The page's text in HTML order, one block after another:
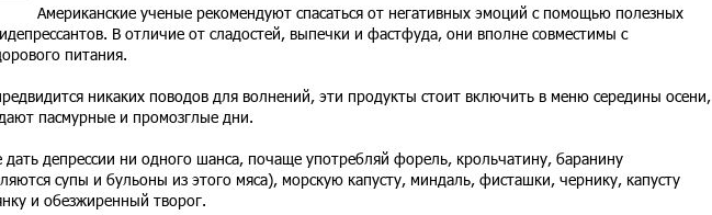
Американские ученые рекомендуют спасаться от негативных эмоций с помощью полезных
В отличие от сладостей, выпечки и фастфуда, они вполне совместимы с
питания.
никаких поводов для волнений, эти продукты стоит включить в меню середины осени,
пасмурные и промозглые дни.
депрессии ни одного шанса, почаще употребляй форель, крольчатину, баранину
супы и бульоны из этого мяса), морскую капусту, миндаль, фисташки, чернику, капусту
и обезжиренный творог.